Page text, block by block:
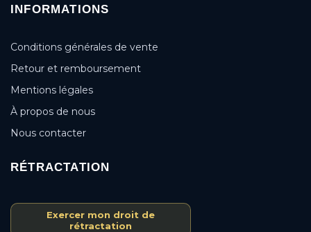
INFORMATIONS
Conditions générales de vente
Retour et remboursement
Mentions légales
À propos de nous
Nous contacter
RÉTRACTATION
Exercer mon droit de
rétractation